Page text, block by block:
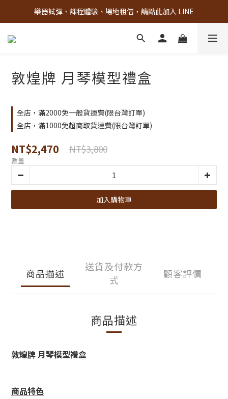
古亭門市 + 先進音樂教室週末假日皆有營業
樂器試彈、課程體驗、場地租借，請點此加入 LINE
古亭門市 + 先進音樂教室週末假日皆有營業
敦煌牌 月琴模型禮盒
全店，滿2000免一般貨運費(限台灣訂單)
全店，滿1000免超商取貨運費(限台灣訂單)
NT$2,470 NT$3,800
數量
加入購物車
商品描述
送貨及付款方
式
顧客評價
商品描述
敦煌牌 月琴模型禮盒
商品特色